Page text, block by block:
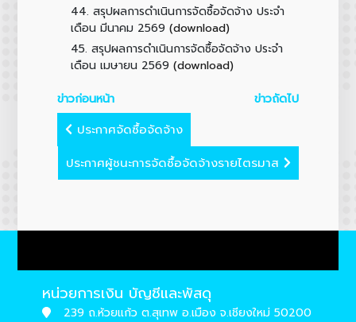
44. สรุปผลการดำเนินการจัดซื้อจัดจ้าง ประจำ
เดือน มีนาคม 2569 (download)
45. สรุปผลการดำเนินการจัดซื้อจัดจ้าง ประจำ
เดือน เมษายน 2569 (download)
ข่าวก่อนหน้า
ข่าวถัดไป
ประกาศจัดซื้อจัดจ้าง
ประกาศผู้ชนะการจัดซื้อจัดจ้างรายไตรมาส
หน่วยการเงิน บัญชีและพัสดุ
239 ถ.ห้วยแก้ว ต.สุเทพ อ.เมือง จ.เชียงใหม่ 50200